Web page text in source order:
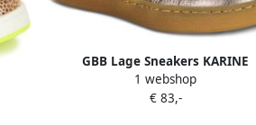
GBB Lage Sneakers KARINE
1 webshop
€ 83,-